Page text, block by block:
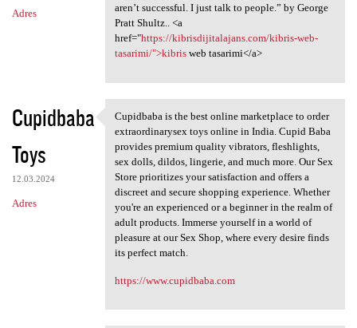
Adres
aren’t successful. I just talk to people.” by George
Pratt Shultz.. <a
href="https://kibrisdijitalajans.com/kibris-web-
tasarimi/">kibrisweb tasarimi</a>
Cupidbaba
Toys
12.03.2024
Adres
Cupidbaba is the best online
Cupidbaba is the best online marketplace to order
extraordinarysex toys online in India. Cupid Baba
provides premium quality vibrators, fleshlights,
sex dolls, dildos, lingerie, and much more. Our Sex
Store prioritizes your satisfaction and offers a
discreet and secure shopping experience. Whether
you're an experienced or a beginner in the realm of
adult products. Immerse yourself in a world of
pleasure at our Sex Shop, where every desire finds
its perfect match.
https://www.cupidbaba.com